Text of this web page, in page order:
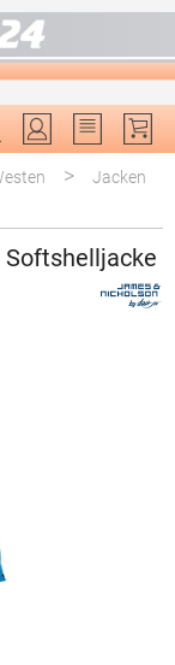
Du hast 0
> Jacken